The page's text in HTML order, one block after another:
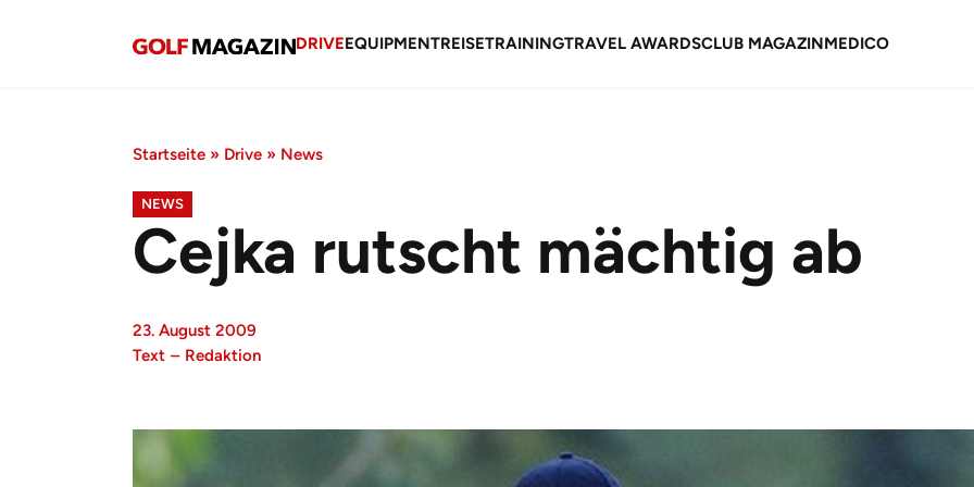
DRIVEEQUIPMENTREISETRAININGTRAVEL AWARDSCLUB MAGAZINMEDICO
Startseite » Drive » News
NEWS
Cejka rutscht mächtig ab
23. August 2009
Text – Redaktion